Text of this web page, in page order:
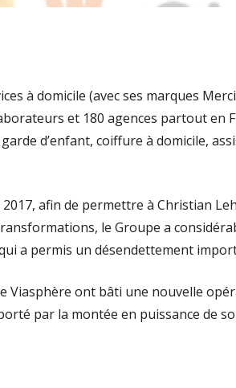
à domicile (avec ses marques
et 180 agences partout
d’enfant, coiffure à domicile,
afin de permettre à Christian
le Groupe a
a permis un désendettement
Viasphère ont bâti une nouvelle
par la montée en puissance de